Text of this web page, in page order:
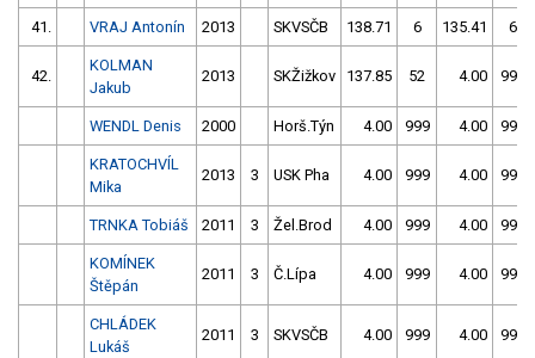
41. VRAJ Antonín 2013 SKVSČB 138.71 6 135.41 6
42.
KOLMAN
Jakub
2013 SKŽižkov 137.85 52 4.00 999
WENDL Denis 2000 Horš.Týn 4.00 999 4.00 999
KRATOCHVÍL
Mika
2013 3 USK Pha 4.00 999 4.00 999
TRNKA Tobiáš 2011 3 Žel.Brod 4.00 999 4.00 999
KOMÍNEK
Štěpán
2011 3 Č.Lípa 4.00 999 4.00 999
CHLÁDEK
Lukáš
2011 3 SKVSČB 4.00 999 4.00 999